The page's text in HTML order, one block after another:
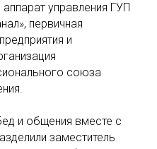
управления ГУП
первичная
и
союза
и общения вместе с
заместитель